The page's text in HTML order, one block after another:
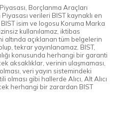
Borçlanma Araçları
verileri BIST kaynaklı en
isim ve logosu Koruma Marka
kullanılamaz, iktibas
altında açıklanan tüm belgelerin
tekrar yayınlanamaz. BIST,
konusunda herhangi bir garanti
aksaklıklar, verinin ulaşmaması,
veri yayın sistemindeki
gibi hallerde Alıcı, Alt Alıcı
herhangi bir zarardan BIST